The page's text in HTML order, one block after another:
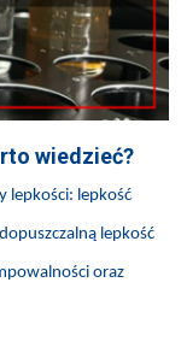
wiedzieć?
lepkości: lepkość
lepkość
oraz